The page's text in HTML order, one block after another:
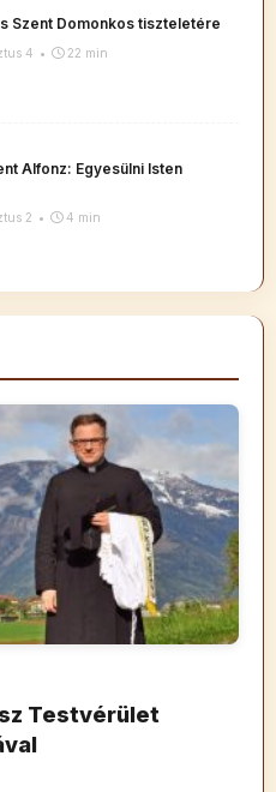
Szent Domonkos tiszteletére
4 • 22 min
Alfonz: Egyesülni Isten
2 • 4 min
Testvérület